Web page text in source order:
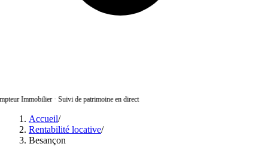
Immobilier·Suivi de patrimoine en direct
Accueil/
Rentabilité locative/
Besançon